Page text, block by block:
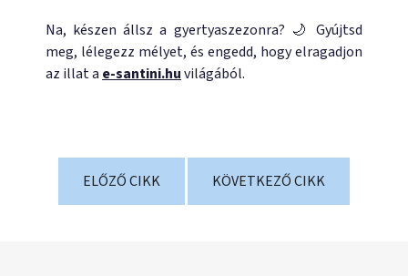
Na, készen állsz a gyertyaszezonra? 🌙 Gyújtsd
meg, lélegezz mélyet, és engedd, hogy elragadjon
az illat a e-santini.huvilágából.
ELŐZŐ CIKK KÖVETKEZŐ CIKK